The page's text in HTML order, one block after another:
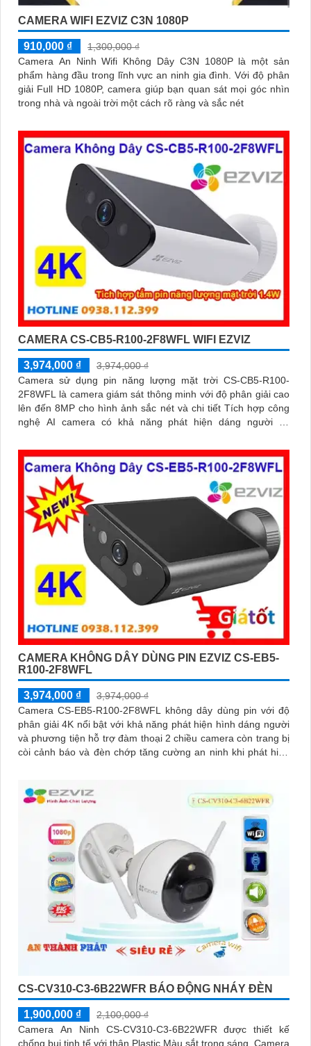
CAMERA WIFI EZVIZ C3N 1080P
910,000 ₫
1,300,000 ₫
Camera An Ninh Wifi Không Dây C3N 1080P là một sản
phẩm hàng đầu trong lĩnh vực an ninh gia đình. Với độ phân
giải Full HD 1080P, camera giúp bạn quan sát mọi góc nhìn
trong nhà và ngoài trời một cách rõ ràng và sắc nét
CAMERA CS-CB5-R100-2F8WFL WIFI EZVIZ
3,974,000 ₫
3,974,000 ₫
Camera sử dụng pin năng lượng mặt trời CS-CB5-R100-
2F8WFL là camera giám sát thông minh với độ phân giải cao
lên đến 8MP cho hình ảnh sắc nét và chi tiết Tích hợp công
nghệ AI camera có khả năng phát hiện dáng người và
chống nước IP65 phù hợp lắp đặt trong mọi điều kiện thời
tiết. Camera An Ninh CS-CB5-R100-2F8WFL có khả năng còi
hú, đèn chớp báo động, Wifi Không Dây, chức năng AI deep
learning phân biệt người & phương tiện
CAMERA KHÔNG DÂY DÙNG PIN EZVIZ CS-EB5-
R100-2F8WFL
3,974,000 ₫
3,974,000 ₫
Camera CS-EB5-R100-2F8WFL không dây dùng pin với độ
phân giải 4K nổi bật với khả năng phát hiện hình dáng người
và phương tiện hỗ trợ đàm thoại 2 chiều camera còn trang bị
còi cảnh báo và đèn chớp tăng cường an ninh khi phát hiện
bền bỉ trong mọi điều kiện thời tiết.
CS-CV310-C3-6B22WFR BÁO ĐỘNG NHÁY ĐÈN
1,900,000 ₫
2,100,000 ₫
Camera An Ninh CS-CV310-C3-6B22WFR được thiết kế
chống bụi tinh tế với thân Plastic Màu sắt trong sáng. Camera